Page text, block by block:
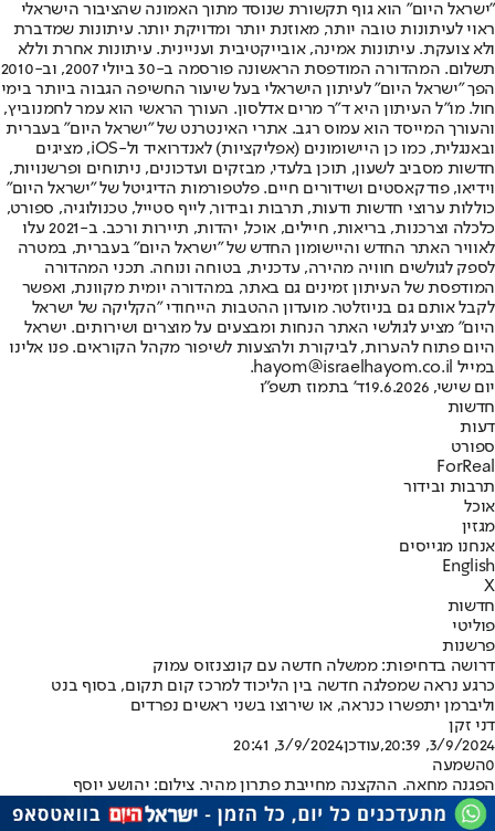
"ישראל היום" הוא גוף תקשורת שנוסד מתוך האמונה שהציבור הישראלי
ראוי לעיתונות טובה יותר, מאוזנת יותר ומדויקת יותר. עיתונות שמדברת
ולא צועקת. עיתונות אמינה, אובייקטיבית ועניינית. עיתונות אחרת וללא
תשלום. המהדורה המודפסת הראשונה פורסמה ב-30 ביולי 2007, וב-2010
הפך "ישראל היום" לעיתון הישראלי בעל שיעור החשיפה הגבוה ביותר בימי
חול. מו"ל העיתון היא ד"ר מרים אדלסון. העורך הראשי הוא עמר לחמנוביץ,
והעורך המייסד הוא עמוס רגב. אתרי האינטרנט של "ישראל היום" בעברית
ובאנגלית, כמו כן היישומונים (אפליקציות) לאנדרואיד ול-iOS, מציגים
חדשות מסביב לשעון, תוכן בלעדי, מבזקים ועדכונים, ניתוחים ופרשנויות,
וידיאו, פודקאסטים ושידורים חיים. פלטפורמות הדיגיטל של "ישראל היום"
כוללות ערוצי חדשות ודעות, תרבות ובידור, לייף סטייל, טכנולוגיה, ספורט,
כלכלה וצרכנות, בריאות, חיילים, אוכל, יהדות, תיירות ורכב. ב-2021 עלו
לאוויר האתר החדש והיישומון החדש של "ישראל היום" בעברית, במטרה
לספק לגולשים חוויה מהירה, עדכנית, בטוחה ונוחה. תכני המהדורה
המודפסת של העיתון זמינים גם באתר, במהדורה יומית מקוונת, ואפשר
לקבל אותם גם בניוזלטר. מועדון ההטבות הייחודי "הקליקה של ישראל
היום" מציע לגולשי האתר הנחות ומבצעים על מוצרים ושירותים. ישראל
היום פתוח להערות, לביקורת ולהצעות לשיפור מקהל הקוראים. פנו אלינו
במייל hayom@israelhayom.co.il.
יום שישי, 19.6.2026
ד' בתמוז תשפ"ו
חדשות
דעות
ספורט
ForReal
תרבות ובידור
אוכל
מגזין
אנחנו מגייסים
English
X
חדשות
פוליטי
פרשנות
דרושה בדחיפות: ממשלה חדשה עם קונצנזוס עמוק
כרגע נראה שמפלגה חדשה בין הליכוד למרכז קום תקום, בסוף בנט
וליברמן יתפשרו כנראה, או שירוצו בשני ראשים נפרדים
דני זקן
3/9/2024, 20:39
,עודכן3/9/2024, 20:41
0השמעה
הפגנה מחאה. ההקצנה מחייבת פתרון מהיר. צילום: יהושע יוסף